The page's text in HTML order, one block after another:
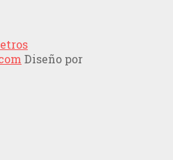
Diseño por